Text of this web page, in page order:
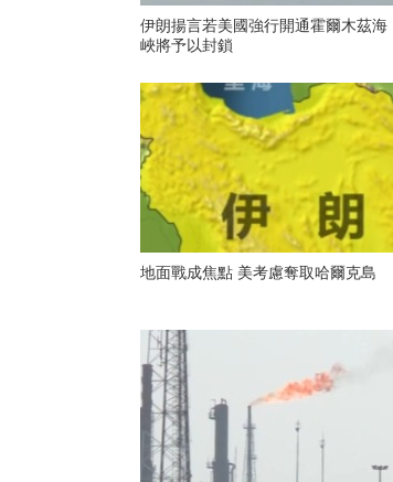
伊朗揚言若美國強行開通霍爾木茲海
峽將予以封鎖
地面戰成焦點 美考慮奪取哈爾克島